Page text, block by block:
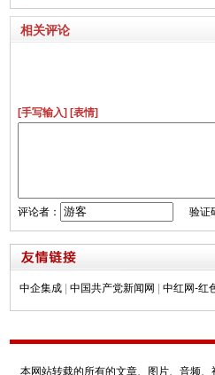
相关评论
[手写输入] [表情]
评论者： 验证
中企集成 中国共产党新闻网 中红网-红
本网站转载的所有的文章、图片、音频、